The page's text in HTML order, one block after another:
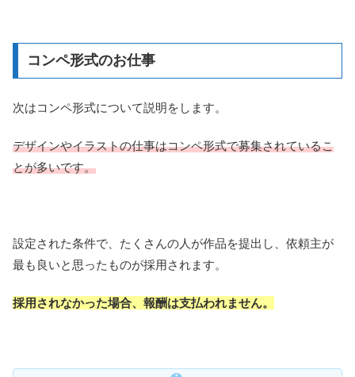
コンペ形式のお仕事
次はコンペ形式について説明をします。
デザインやイラストの仕事はコンペ形式で募集されているこ
とが多いです。
設定された条件で、たくさんの人が作品を提出し、依頼主が
最も良いと思ったものが採用されます。
採用されなかった場合、報酬は支払われません。